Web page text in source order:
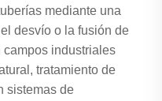
mediante una
desvío o la fusión de
industriales
tratamiento de
sistemas de